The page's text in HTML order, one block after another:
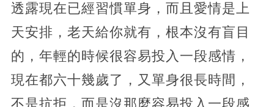
透露現在已經習慣單身，而且愛情是上
天安排，老天給你就有，根本沒有盲目
的，年輕的時候很容易投入一段感情，
現在都六十幾歲了，又單身很長時間，
不是抗拒，而是沒那麼容易投入一段感